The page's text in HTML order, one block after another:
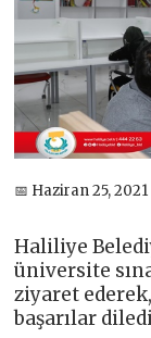
📅 Haziran 25, 2021
Haliliye
üniversite
ziyaret
başarılar